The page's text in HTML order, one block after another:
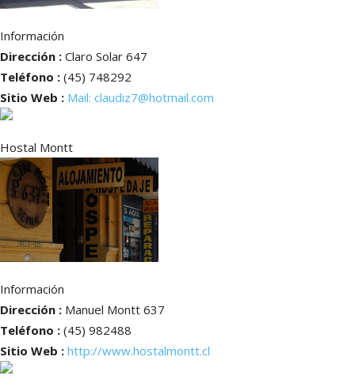
Información
Dirección : Claro Solar 647
Teléfono : (45) 748292
Sitio Web : Mail: claudiz7@hotmail.com
Hostal Montt
Información
Dirección : Manuel Montt 637
Teléfono : (45) 982488
Sitio Web : http://www.hostalmontt.cl